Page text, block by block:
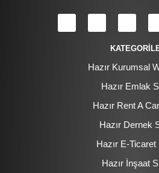
Hazır Kurumsal
Hazır Emlak
Hazır Rent A
Hazır Dernek
Hazır E-Ticaret
Hazır İnşaat